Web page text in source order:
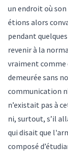
un endroit où
étions alors
pendant
revenir à la
vraiment comme
demeurée sans
communication
n’existait pas à
ni, surtout, s’il
qui disait que
composé